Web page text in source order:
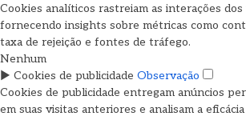
Cookies analíticos rastreiam as interações
fornecendo insights sobre métricas como
taxa de rejeição e fontes de tráfego.
Nenhum
► Cookies de publicidade Observação
Cookies de publicidade entregam anúncios
em suas visitas anteriores e analisam a